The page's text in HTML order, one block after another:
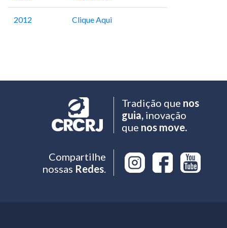
2012 Clique Aqui
Tradição que nos
guia,inovação
que nos move.
Compartilhe
nossas Redes.